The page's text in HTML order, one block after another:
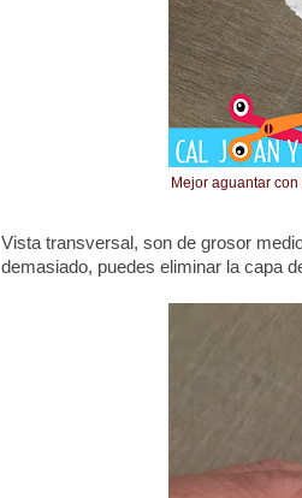
Mejor aguantar
Vista transversal, son de grosor
demasiado, puedes eliminar la capa